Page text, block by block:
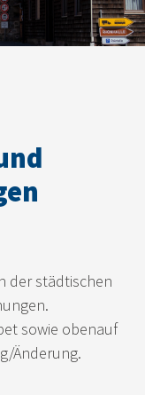
der städtischen
sowie obenauf
Änderung.